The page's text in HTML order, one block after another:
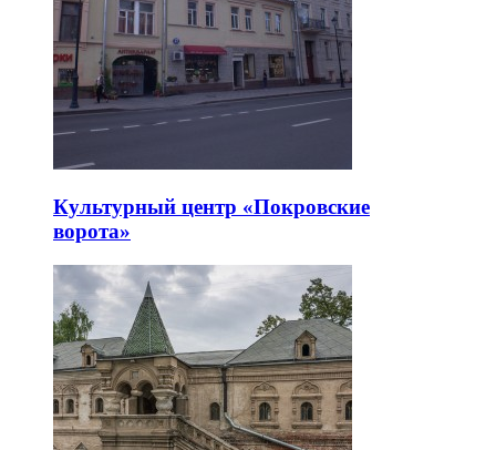
Культурный центр «Покровские
ворота»